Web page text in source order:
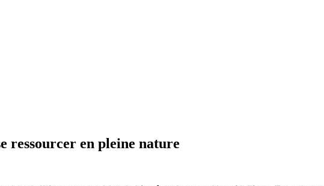
ressourcer en pleine nature